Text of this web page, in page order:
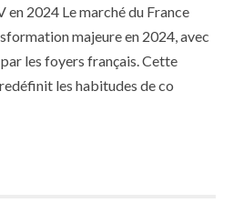
en 2024 Le marché du France
majeure en 2024, avec
les foyers français. Cette
les habitudes de co